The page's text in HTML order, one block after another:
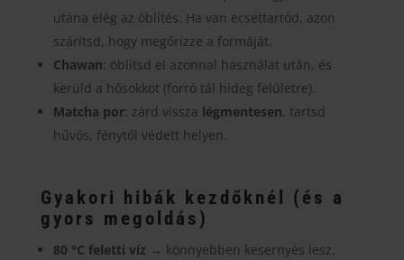
utána elég az öblítés. Ha van ecsettartód, azon
szárítsd, hogy megőrizze a formáját.
Chawan: öblítsd el azonnal használat után, és
kerüld a hősokkot (forró tál hideg felületre).
Matcha por: zárd vissza légmentesen, tartsd
hűvös, fénytől védett helyen.
Gyakori hibák kezdőknél (és a
gyors megoldás)
80 °C feletti víz → könnyebben kesernyés lesz.